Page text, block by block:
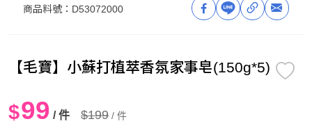
商品料號： D53072000
【毛寶】小蘇打植萃香氛家事皂(150g*5)
$99 / 件 $199 / 件